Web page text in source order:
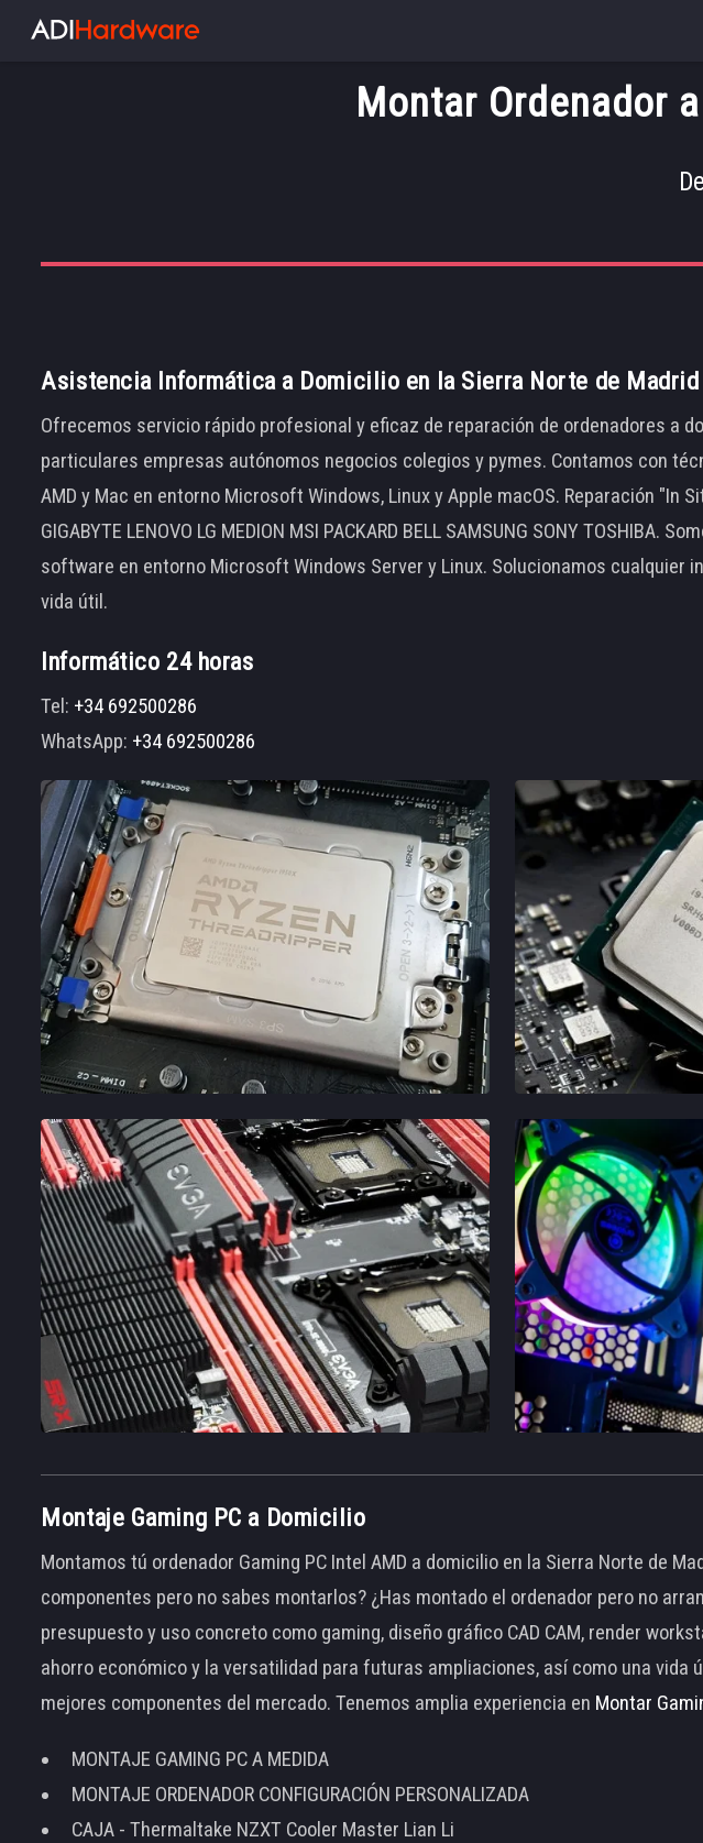
Montar Ordenador
Asistencia Informática a Domicilio en la Sierra Norte de Madrid
Ofrecemos servicio rápido profesional y eficaz de reparación de ordenadores a
particulares empresas autónomos negocios colegios y pymes. Contamos con
AMD y Mac en entorno Microsoft Windows, Linux y Apple macOS. Reparación "In
GIGABYTE LENOVO LG MEDION MSI PACKARD BELL SAMSUNG SONY
software en entorno Microsoft Windows Server y Linux. Solucionamos
vida útil.
Informático 24 horas
Tel: +34 692500286
WhatsApp: +34 692500286
Montaje Gaming PC a Domicilio
Montamos tú ordenador Gaming PC Intel AMD a domicilio en la Sierra Norte de
componentes pero no sabes montarlos? ¿Has montado el ordenador pero no
presupuesto y uso concreto como gaming, diseño gráfico CAD CAM, render
ahorro económico y la versatilidad para futuras ampliaciones, así como una
mejores componentes del mercado. Tenemos amplia experiencia en Montar
MONTAJE GAMING PC A MEDIDA
MONTAJE ORDENADOR CONFIGURACIÓN PERSONALIZADA
CAJA - Thermaltake NZXT Cooler Master Lian Li